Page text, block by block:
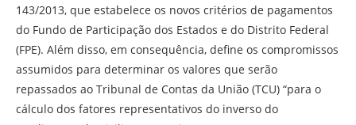
143/2013, que estabelece os novos critérios de pagamentos
do Fundo de Participação dos Estados e do Distrito Federal
(FPE). Além disso, em consequência, define os compromissos
assumidos para determinar os valores que serão
repassados ao Tribunal de Contas da União (TCU) “para o
cálculo dos fatores representativos do inverso do